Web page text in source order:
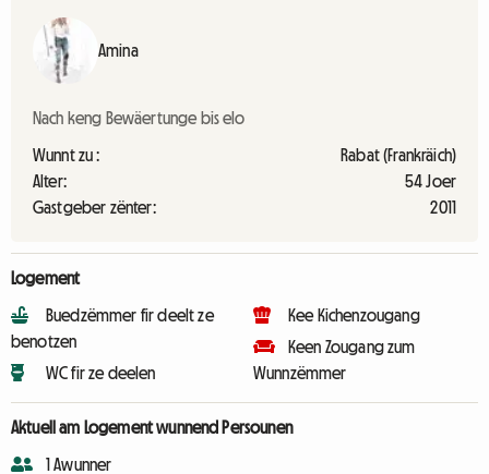
Amina
Nach keng Bewäertunge bis elo
Wunnt zu :
Rabat (Frankräich)
Alter:
54 Joer
Gastgeber zënter:
2011
Logement
Buedzëmmer fir deelt ze
benotzen
WC fir ze deelen
Kee Kichenzougang
Keen Zougang zum
Wunnzëmmer
Aktuell am Logement wunnend Persounen
1 Awunner